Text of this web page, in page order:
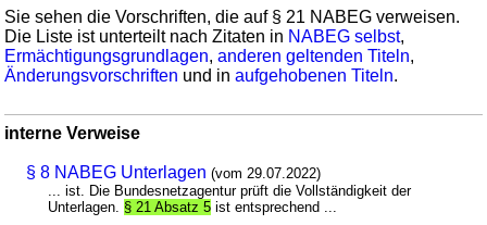
Sie sehen die Vorschriften, die auf § 21 NABEG verweisen.
Die Liste ist unterteilt nach Zitaten in NABEG selbst,
Ermächtigungsgrundlagen,anderen geltenden Titeln,
Änderungsvorschriften und inaufgehobenen Titeln.
interne Verweise
§ 8 NABEG Unterlagen (vom 29.07.2022)
... ist. Die Bundesnetzagentur prüft die Vollständigkeit der
Unterlagen. § 21 Absatz 5 ist entsprechend ...